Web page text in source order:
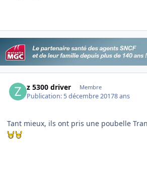
z 5300 driver Membre
Publication: 5 décembre 20178 ans
Tant mieux, ils ont pris une poubelle